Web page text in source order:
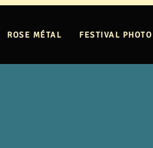
ROSE MÉTAL FESTIVAL PHOTO